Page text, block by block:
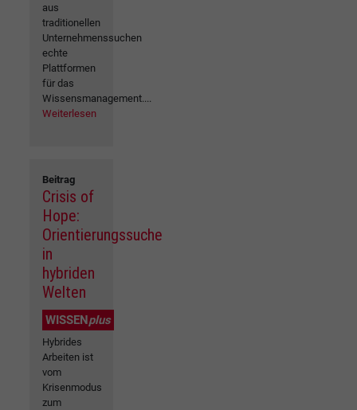
aus
traditionellen
Unternehmenssuchen
echte
Plattformen
für das
Wissensmanagement....
Weiterlesen
Beitrag
Crisis of
Hope:
Orientierungssuche
in
hybriden
Welten
WISSENplus
Hybrides
Arbeiten ist
vom
Krisenmodus
zum